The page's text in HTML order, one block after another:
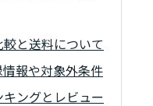
と送料について
報や対象外条件
ングとレビュー